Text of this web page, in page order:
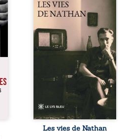
né en trois jours,
au printemps
2026. Pour la
première fois,
Stéphane Ezra,
médium, a pu
communiquer
avec son père,
disparu depuis
plus de vingt ans
et qu’il n’a jamais
connu. De ce
dialogue par-delà
la mort naissent
des poèmes qui
retracent une vie
Les vies de Nathan